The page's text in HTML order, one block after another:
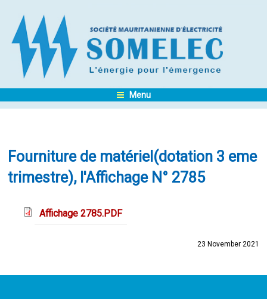
Menu
Fourniture de matériel(dotation 3 eme
trimestre), l'Affichage N° 2785
Affichage 2785.PDF
23 November 2021